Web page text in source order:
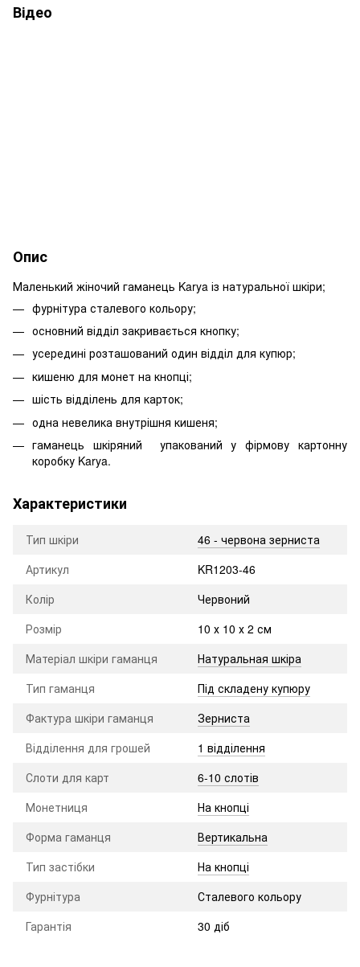
Відео
Опис
Маленький жіночий гаманець Karya із натуральної шкіри;
фурнітура сталевого кольору;
основний відділ закривається кнопку;
усередині розташований один відділ для купюр;
кишеню для монет на кнопці;
шість відділень для карток;
одна невелика внутрішня кишеня;
гаманець шкіряний упакований у фірмову картонну
коробку Karya.
Характеристики
Тип шкіри
46 - червона зерниста
Артикул
KR1203-46
Колір
Червоний
Розмір
10 х 10 х 2 см
Матеріал шкіри гаманця
Натуральная шкіра
Тип гаманця
Під складену купюру
Фактура шкіри гаманця
Зерниста
Відділення для грошей
1 відділення
Слоти для карт
6-10 слотів
Монетниця
На кнопці
Форма гаманця
Вертикальна
Тип застібки
На кнопці
Фурнітура
Сталевого кольору
Гарантія
30 діб